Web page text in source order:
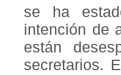
se ha
intención de
están
secretarios.